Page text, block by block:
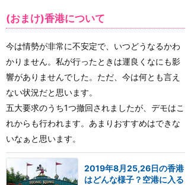
(おまけ)香港について
今は情勢が非常に不安定で、いつどうなるかわ
かりません。私が行ったときは運良くなにも影
響がありませんでした。ただ、今は何とも言え
ない状況だと思います。
五大要求のうち1つ撤回されましたが、デモはこ
れからも行われます。あまりおすすめはできな
いなぁと思います。
2019年8月25,26日の香港
はどんな様子？空港に入る